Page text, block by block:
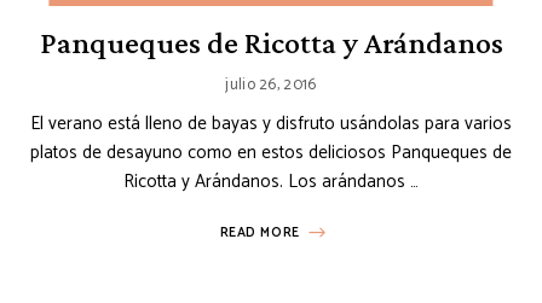
Panqueques de Ricotta y Arándanos
julio 26, 2016
El verano está lleno de bayas y disfruto usándolas para varios
platos de desayuno como en estos deliciosos Panqueques de
Ricotta y Arándanos. Los arándanos …
READ MORE